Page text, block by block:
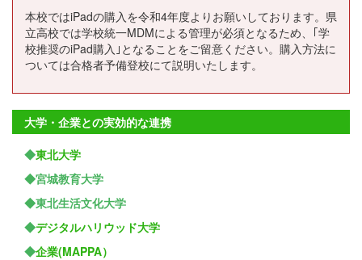
本校ではiPadの購入を令和4年度よりお願いしております。県
立高校では学校統一MDMによる管理が必須となるため、｢学
校推奨のiPad購入｣となることをご留意ください。購入方法に
ついては合格者予備登校にて説明いたします。
大学・企業との実効的な連携
◆東北大学
◆宮城教育大学
◆東北生活文化大学
◆デジタルハリウッド大学
◆企業(MAPPA）